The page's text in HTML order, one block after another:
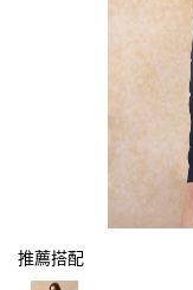
推薦搭配